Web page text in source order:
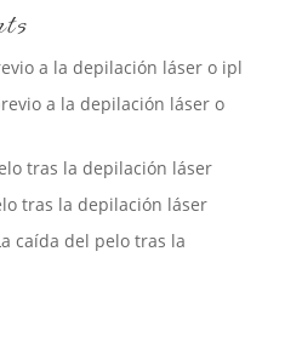
a la depilación láser o ipl
a la depilación láser o
tras la depilación láser
tras la depilación láser
caída del pelo tras la